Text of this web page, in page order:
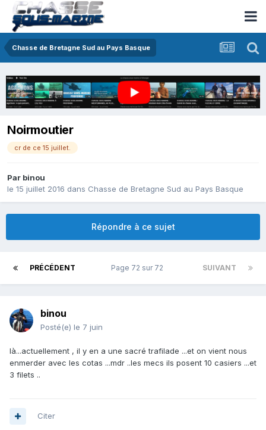
Chasse de Bretagne Sud au Pays Basque
Noirmoutier
cr de ce 15 juillet.
Par binou
le 15 juillet 2016 dans Chasse de Bretagne Sud au Pays Basque
Répondre à ce sujet
PRÉCÉDENT SUIVANT
Page 72 sur 72
binou
Posté(e) le 7 juin
là...actuellement , il y en a une sacré trafilade ...et on vient nous
enmerder avec les cotas ...mdr ..les mecs ils posent 10 casiers ...et
3 filets ..
Citer